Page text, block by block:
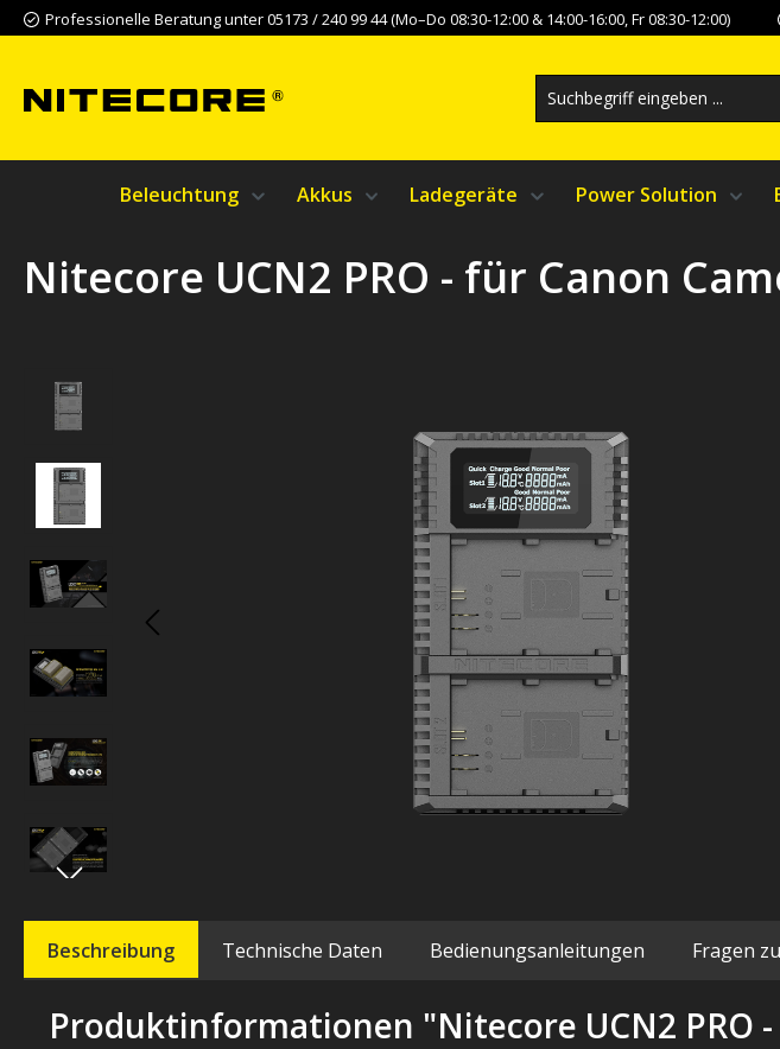
Hauptinhalt springen
Zur Suche springen
Zur Hauptnavigation springen
Professionelle Beratung unter 05173 / 240 99 44 (Mo–Do 08:30-12:00 & 14:00-16:00, Fr 08:30-12:00)
Beleuchtung Akkus Ladegeräte Power Solution
Nitecore UCN2 PRO - für Canon
Bildergalerie überspringen
Beschreibung Technische Daten Bedienungsanleitungen Fragen
Produktinformationen "Nitecore UCN2 PRO